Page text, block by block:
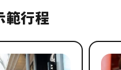
範行程